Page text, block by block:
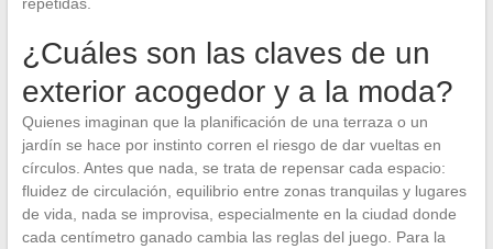
¿Cuáles son las claves de un
exterior acogedor y a la moda?
Quienes imaginan que la planificación de una terraza o un
jardín se hace por instinto corren el riesgo de dar vueltas en
círculos. Antes que nada, se trata de repensar cada espacio:
fluidez de circulación, equilibrio entre zonas tranquilas y lugares
de vida, nada se improvisa, especialmente en la ciudad donde
cada centímetro ganado cambia las reglas del juego. Para la